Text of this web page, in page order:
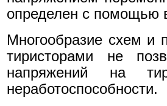
определен с помощью
Многообразие схем и
тиристорами не
напряжений на
неработоспособности.